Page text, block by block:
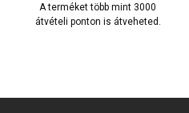
A terméket több mint 3000
átvételi ponton is átveheted.